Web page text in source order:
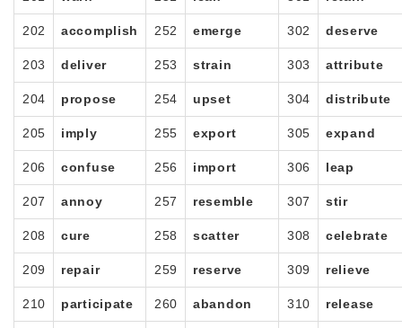
202 accomplish 252 emerge 302 deserve
203 deliver 253 strain 303 attribute
204 propose 254 upset 304 distribute
205 imply 255 export 305 expand
206 confuse 256 import 306 leap
207 annoy 257 resemble 307 stir
208 cure 258 scatter 308 celebrate
209 repair 259 reserve 309 relieve
210 participate 260 abandon 310 release